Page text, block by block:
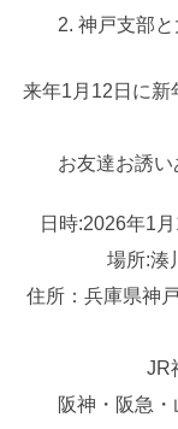
神戸支部
来年1月12日に新
お友達お誘い
日時:2026年1
場所:湊
住所：兵庫県神
JR
阪神・阪急